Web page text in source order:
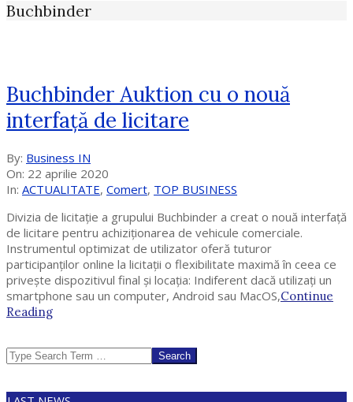
Buchbinder
Buchbinder Auktion cu o nouă
interfață de licitare
2020-
04-
22
By: Business IN
On: 22 aprilie 2020
In: ACTUALITATE, Comert, TOP BUSINESS
Divizia de licitație a grupului Buchbinder a creat o nouă interfață
de licitare pentru achiziționarea de vehicule comerciale.
Instrumentul optimizat de utilizator oferă tuturor
participanților online la licitații o flexibilitate maximă în ceea ce
privește dispozitivul final și locația: Indiferent dacă utilizați un
smartphone sau un computer, Android sau MacOS,Continue
Reading
Search